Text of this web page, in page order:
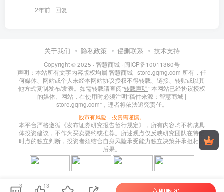
2年前 回复
关于我们 隐私政策 侵删联系 技术支持
Copyright © 2025 · 智慧商城 · 闽ICP备10011360号
声明：本站所有文字内容版权均属 智慧商城 | store.gqmg.com 所有，任
何媒体、网站或个人未经本网站协议授权不得转载、链接、转贴或以其
他方式复制发布/发表。如需转载请查阅”转载声明“ 本网站已经协议授权
的媒体、网站，在使用时必须注明"稿件来源：智慧商城 |
store.gqmg.com"，违者将依法追究责任。
股市有风险，投资需谨慎。
本平台严格遵循《发布证券研究报告暂行规定》，所有内容均不构成具
体投资建议，不作为买卖要约或推荐。所述观点仅反映研究团队在特定
时点的独立判断，投资者须结合自身风险承受能力独立决策并承担相应
后果。
3 13